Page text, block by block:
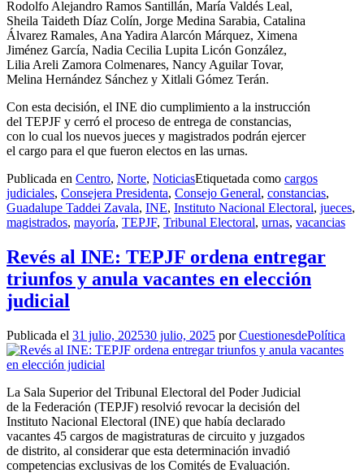
Rodolfo Alejandro Ramos Santillán, María Valdés Leal,
Sheila Taideth Díaz Colín, Jorge Medina Sarabia, Catalina
Álvarez Ramales, Ana Yadira Alarcón Márquez, Ximena
Jiménez García, Nadia Cecilia Lupita Licón González,
Lilia Areli Zamora Colmenares, Nancy Aguilar Tovar,
Melina Hernández Sánchez y Xitlali Gómez Terán.
Con esta decisión, el INE dio cumplimiento a la instrucción
del TEPJF y cerró el proceso de entrega de constancias,
con lo cual los nuevos jueces y magistrados podrán ejercer
el cargo para el que fueron electos en las urnas.
Publicada en Centro, Norte, NoticiasEtiquetada como cargos
judiciales, Consejera Presidenta, Consejo General, constancias,
Guadalupe Taddei Zavala, INE, Instituto Nacional Electoral, jueces,
magistrados, mayoría, TEPJF, Tribunal Electoral, urnas, vacancias
Revés al INE: TEPJF ordena entregar
triunfos y anula vacantes en elección
judicial
Publicada el 31 julio, 202530 julio, 2025 porCuestionesdePolítica
La Sala Superior del Tribunal Electoral del Poder Judicial
de la Federación (TEPJF) resolvió revocar la decisión del
Instituto Nacional Electoral (INE) que había declarado
vacantes 45 cargos de magistraturas de circuito y juzgados
de distrito, al considerar que esta determinación invadió
competencias exclusivas de los Comités de Evaluación.